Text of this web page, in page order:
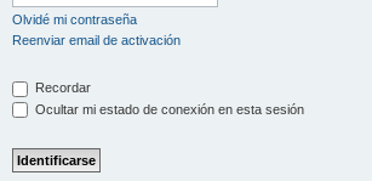
Olvidé mi contraseña
Reenviar email de activación
Recordar
Ocultar mi estado de conexión en esta sesión